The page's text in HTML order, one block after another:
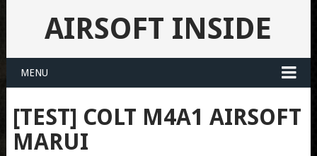
AIRSOFT INSIDE
MENU
[TEST] COLT M4A1 AIRSOFT
MARUI